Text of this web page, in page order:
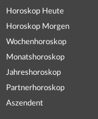
Horoskop Heute
Horoskop Morgen
Wochenhoroskop
Monatshoroskop
Jahreshoroskop
Partnerhoroskop
Aszendent